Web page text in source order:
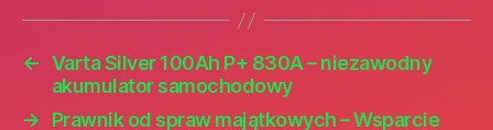
← Varta Silver 100Ah P+ 830A – niezawodny
akumulator samochodowy
→
Prawnik od spraw majątkowych – Wsparcie